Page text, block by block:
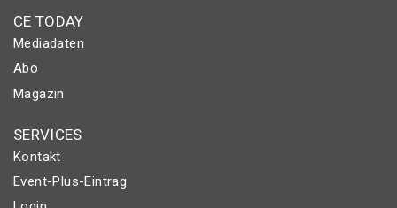
CE TODAY
Mediadaten
Abo
Magazin
SERVICES
Kontakt
Event-Plus-Eintrag